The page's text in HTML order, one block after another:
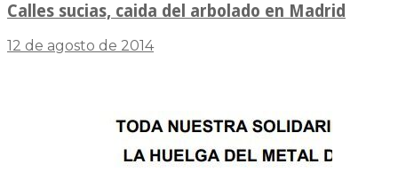
Calles sucias, caida del arbolado en Madrid
12 de agosto de 2014